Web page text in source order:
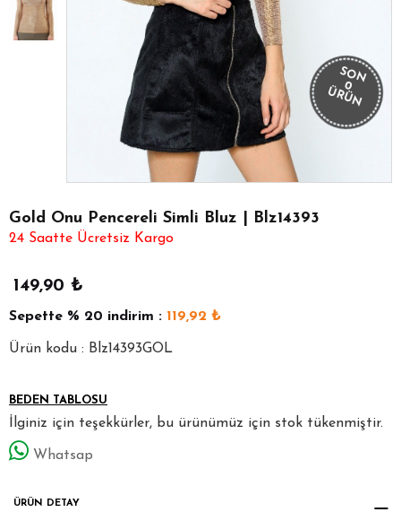
SON
0
ÜRÜN
Gold Onu Pencereli Simli Bluz | Blz14393
24 Saatte Ücretsiz Kargo
149,90 ₺
Sepette % 20 indirim : 119,92 ₺
Ürün kodu : Blz14393GOL
BEDEN TABLOSU
İlginiz için teşekkürler, bu ürünümüz için stok tükenmiştir.
Whatsap
ÜRÜN DETAY